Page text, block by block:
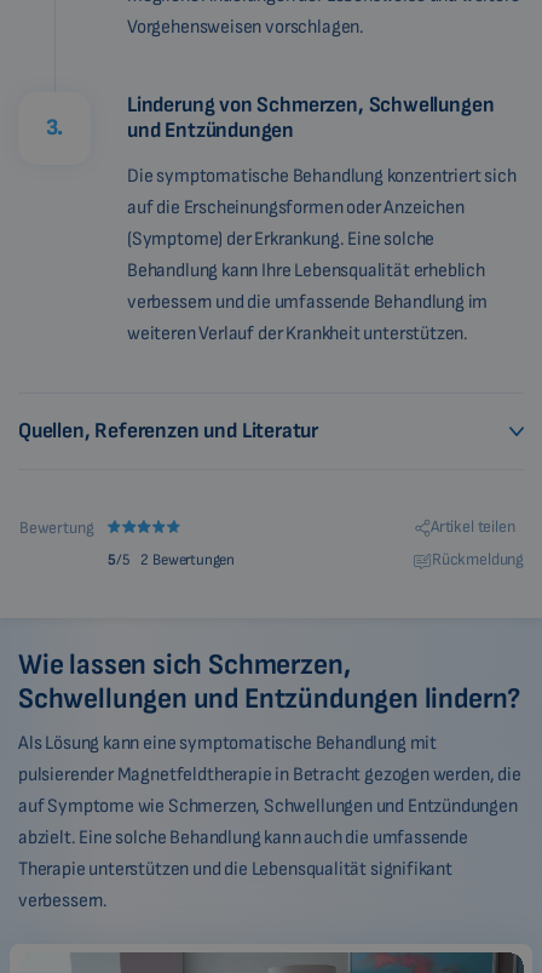
Vorgehensweisen vorschlagen.
3.
Linderung von Schmerzen, Schwellungen
und Entzündungen
Die symptomatische Behandlung konzentriert sich
auf die Erscheinungsformen oder Anzeichen
(Symptome) der Erkrankung. Eine solche
Behandlung kann Ihre Lebensqualität erheblich
verbessern und die umfassende Behandlung im
weiteren Verlauf der Krankheit unterstützen.
Quellen, Referenzen und Literatur
Bewertung
5/5 2 Bewertungen
Artikel teilen
Rückmeldung
Wie lassen sich Schmerzen,
Schwellungen und Entzündungen lindern?
Als Lösung kann eine symptomatische Behandlung mit
pulsierender Magnetfeldtherapie in Betracht gezogen werden, die
auf Symptome wie Schmerzen, Schwellungen und Entzündungen
abzielt. Eine solche Behandlung kann auch die umfassende
Therapie unterstützen und die Lebensqualität signifikant
verbessern.